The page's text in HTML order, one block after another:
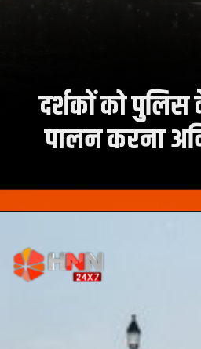
दर्शकों को पुलिस
पालन करना